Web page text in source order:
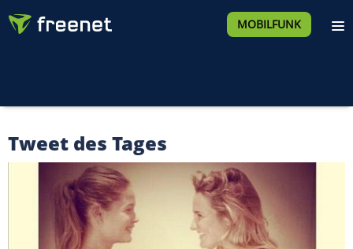
MOBILFUNK
Tweet des Tages